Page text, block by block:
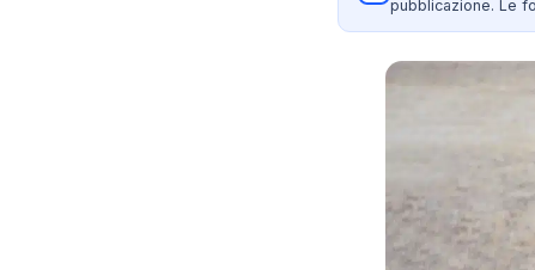
pubblicazione. Le